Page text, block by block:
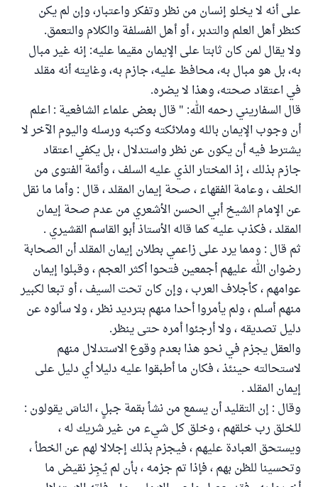
على أنه لا يخلو إنسان من نظر وتفكر واعتبار، وإن لم يكن
كنظر أهل العلم والتدبر ، أو أهل الفسلفة والكلام والتعمق.
ولا يقال لمن كان ثابتا على الإيمان مقيما عليه: إنه غير مبال
به، بل هو مبال به، محافظ عليه، جازم به، وغايته أنه مقلد
في اعتقاد صحته، وهذا لا يضره.
قال السفاريني رحمه الله: " قال بعض علماء الشافعية : اعلم
أن وجوب الإيمان بالله وملائكته وكتبه ورسله واليوم الآخر لا
يشترط فيه أن يكون عن نظر واستدلال ، بل يكفي اعتقاد
جازم بذلك ، إذ المختار الذي عليه السلف ، وأئمة الفتوى من
الخلف ، وعامة الفقهاء ، صحة إيمان المقلد ، قال : وأما ما نقل
عن الإمام الشيخ أبي الحسن الأشعري من عدم صحة إيمان
المقلد ، فكذب عليه كما قاله الأستاذ أبو القاسم القشيري .
ثم قال : ومما يرد على زاعمي بطلان إيمان المقلد أن الصحابة
رضوان الله عليهم أجمعين فتحوا أكثر العجم ، وقبلوا إيمان
عوامهم ، كأجلاف العرب ، وإن كان تحت السيف ، أو تبعا لكبير
منهم أسلم ، ولم يأمروا أحدا منهم بترديد نظر ، ولا سألوه عن
دليل تصديقه ، ولا أرجئوا أمره حتى ينظر.
والعقل يجزم في نحو هذا بعدم وقوع الاستدلال منهم
لاستحالته حينئذ ، فكان ما أطبقوا عليه دليلا أي دليل على
إيمان المقلد .
وقال : إن التقليد أن يسمع من نشأ بقمة جبلٍ ، الناسَ يقولون :
للخلق رب خلقهم ، وخلق كل شيء من غير شريك له ،
ويستحق العبادة عليهم ، فيجزم بذلك إجلالا لهم عن الخطأ ،
وتحسينا للظن بهم ، فإذا تم جزمه ، بأن لم يُجِز نقيض ما